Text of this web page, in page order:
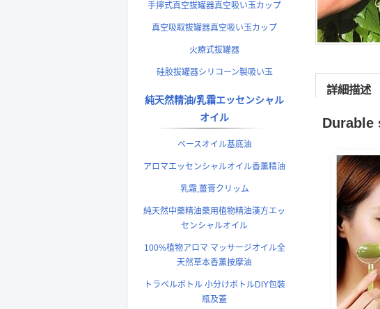
手擰式真空拔罐器真空吸い玉カップ
真空吸取拔罐器真空吸い玉カップ
火療式拔罐器
硅胶拔罐器シリコーン製吸い玉
純天然精油/乳霜エッセンシャル
オイル
ベースオイル基底油
アロマエッセンシャルオイル香薰精油
乳霜,薑膏クリッム
純天然中藥精油藥用植物精油漢方エッ
センシャルオイル
100%植物アロマ マッサージオイル全
天然草本香薰按摩油
トラベルボトル 小分けボトルDIY包裝
瓶及蓋
詳細描述
Durable